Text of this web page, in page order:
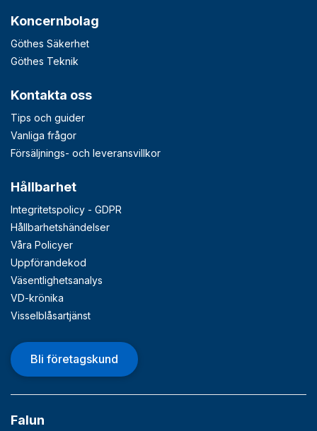
Koncernbolag
Göthes Säkerhet
Göthes Teknik
Kontakta oss
Tips och guider
Vanliga frågor
Försäljnings- och leveransvillkor
Hållbarhet
Integritetspolicy - GDPR
Hållbarhetshändelser
Våra Policyer
Uppförandekod
Väsentlighetsanalys
VD-krönika
Visselblåsartjänst
Bli företagskund
Falun